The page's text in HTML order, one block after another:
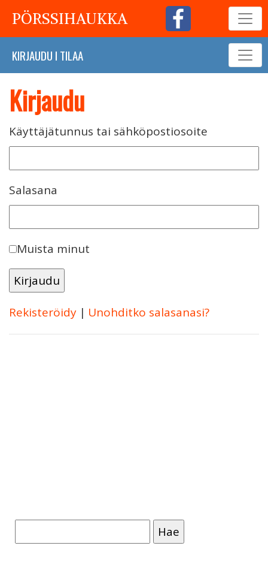
PÖRSSIHAUKKA
KIRJAUDU I TILAA
Kirjaudu
Käyttäjätunnus tai sähköpostiosoite
Salasana
Muista minut
Rekisteröidy | Unohditko salasanasi?